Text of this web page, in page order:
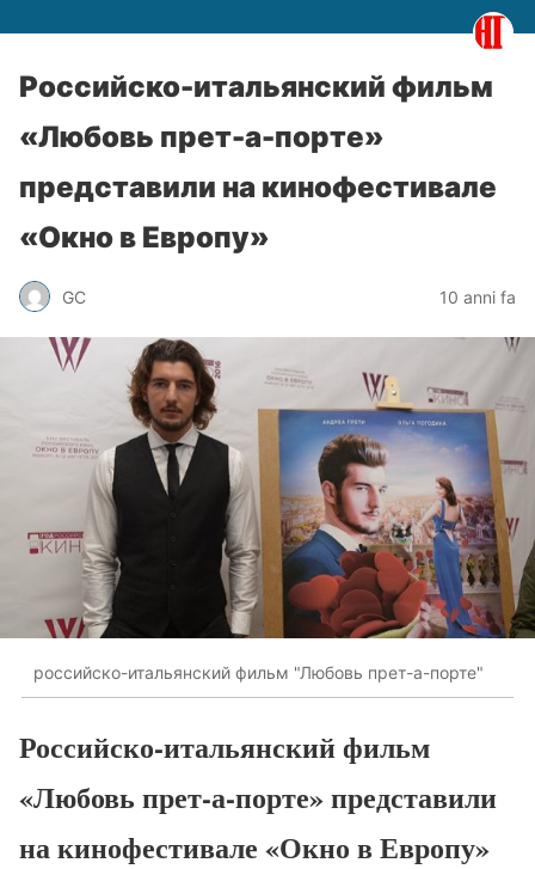
Российско-итальянский фильм
«Любовь прет-а-порте»
представили на кинофестивале
«Окно в Европу»
GC 10 anni fa
российско-итальянский фильм "Любовь прет-а-порте"
Российско-итальянский фильм
«Любовь прет-а-порте» представили
на кинофестивале «Окно в Европу»